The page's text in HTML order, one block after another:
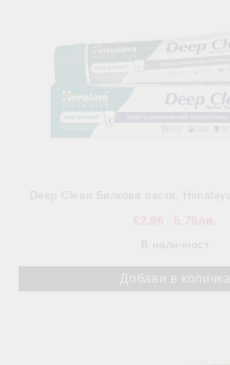
Deep Clean Билкова паста,
В наличност